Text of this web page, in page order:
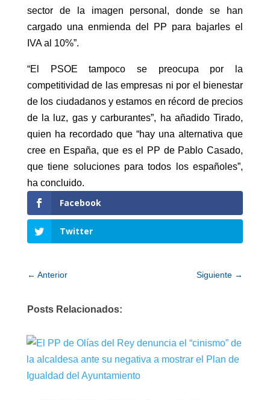
sector de la imagen personal, donde se han
cargado una enmienda del PP para bajarles el
IVA al 10%”.
“El PSOE tampoco se preocupa por la
competitividad de las empresas ni por el bienestar
de los ciudadanos y estamos en récord de precios
de la luz, gas y carburantes”, ha añadido Tirado,
quien ha recordado que “hay una alternativa que
cree en España, que es el PP de Pablo Casado,
que tiene soluciones para todos los españoles”,
ha concluido.
Facebook
Twitter
← Anterior Siguiente →
Posts Relacionados: